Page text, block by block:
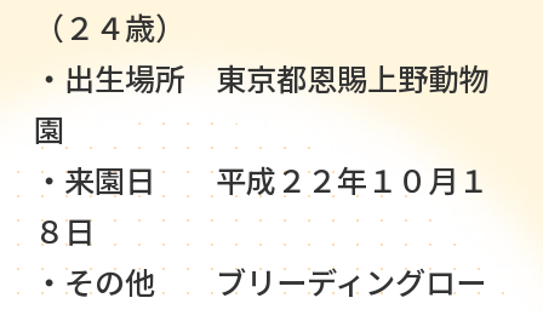
（２４歳）
・出生場所 東京都恩賜上野動物
園
・来園日 平成２２年１０月１
８日
・その他 ブリーディングロー